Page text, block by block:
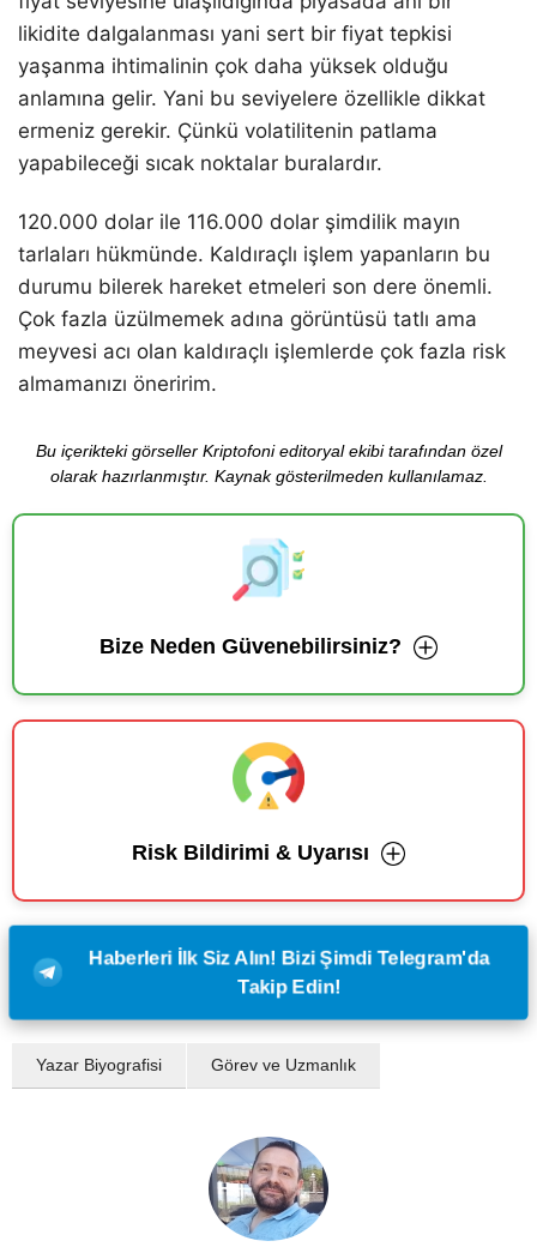
likidite dalgalanması yani sert bir fiyat tepkisi
yaşanma ihtimalinin çok daha yüksek olduğu
anlamına gelir. Yani bu seviyelere özellikle dikkat
ermeniz gerekir. Çünkü volatilitenin patlama
yapabileceği sıcak noktalar buralardır.
120.000 dolar ile 116.000 dolar şimdilik mayın
tarlaları hükmünde. Kaldıraçlı işlem yapanların bu
durumu bilerek hareket etmeleri son dere önemli.
Çok fazla üzülmemek adına görüntüsü tatlı ama
meyvesi acı olan kaldıraçlı işlemlerde çok fazla risk
almamanızı öneririm.
Bu içerikteki görseller Kriptofoni editoryal ekibi tarafından özel
olarak hazırlanmıştır. Kaynak gösterilmeden kullanılamaz.
Bize Neden Güvenebilirsiniz?
Risk Bildirimi & Uyarısı
Haberleri İlk Siz Alın! Bizi Şimdi Telegram'da
Takip Edin!
Yazar Biyografisi Görev ve Uzmanlık